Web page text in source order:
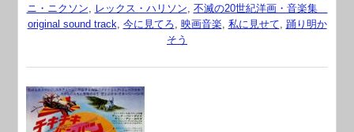
ニ・ニクソン, レックス・ハリソン, 不滅の20世紀洋画・音楽集
original sound track, 今に見てろ, 映画音楽, 私に見せて, 踊り明か
そう